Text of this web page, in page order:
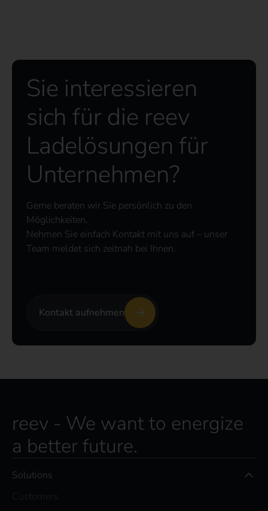
Sie interessieren
sich für die reev
Ladelösungen für
Unternehmen?
Gerne beraten wir Sie persönlich zu den
Möglichkeiten.
Nehmen Sie einfach Kontakt mit uns auf – unser
Team meldet sich zeitnah bei Ihnen.
Kontakt aufnehmen
reev - We want to energize
a better future.
Solutions